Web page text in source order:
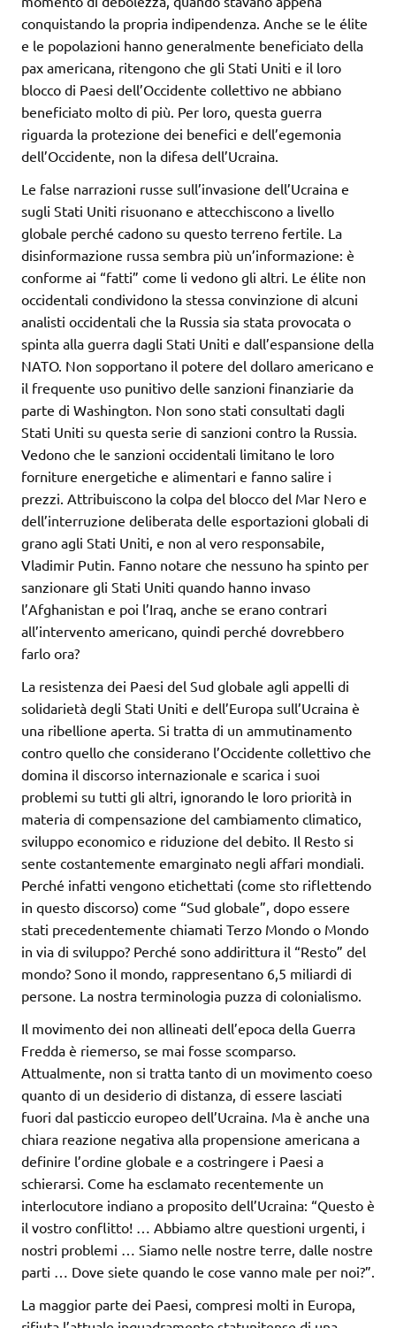
conquistando la propria indipendenza. Anche se le élite
e le popolazioni hanno generalmente beneficiato della
pax americana, ritengono che gli Stati Uniti e il loro
blocco di Paesi dell’Occidente collettivo ne abbiano
beneficiato molto di più. Per loro, questa guerra
riguarda la protezione dei benefici e dell’egemonia
dell’Occidente, non la difesa dell’Ucraina.
Le false narrazioni russe sull’invasione dell’Ucraina e
sugli Stati Uniti risuonano e attecchiscono a livello
globale perché cadono su questo terreno fertile. La
disinformazione russa sembra più un’informazione: è
conforme ai “fatti” come li vedono gli altri. Le élite non
occidentali condividono la stessa convinzione di alcuni
analisti occidentali che la Russia sia stata provocata o
spinta alla guerra dagli Stati Uniti e dall’espansione della
NATO. Non sopportano il potere del dollaro americano e
il frequente uso punitivo delle sanzioni finanziarie da
parte di Washington. Non sono stati consultati dagli
Stati Uniti su questa serie di sanzioni contro la Russia.
Vedono che le sanzioni occidentali limitano le loro
forniture energetiche e alimentari e fanno salire i
prezzi. Attribuiscono la colpa del blocco del Mar Nero e
dell’interruzione deliberata delle esportazioni globali di
grano agli Stati Uniti, e non al vero responsabile,
Vladimir Putin. Fanno notare che nessuno ha spinto per
sanzionare gli Stati Uniti quando hanno invaso
l’Afghanistan e poi l’Iraq, anche se erano contrari
all’intervento americano, quindi perché dovrebbero
farlo ora?
La resistenza dei Paesi del Sud globale agli appelli di
solidarietà degli Stati Uniti e dell’Europa sull’Ucraina è
una ribellione aperta. Si tratta di un ammutinamento
contro quello che considerano l’Occidente collettivo che
domina il discorso internazionale e scarica i suoi
problemi su tutti gli altri, ignorando le loro priorità in
materia di compensazione del cambiamento climatico,
sviluppo economico e riduzione del debito. Il Resto si
sente costantemente emarginato negli affari mondiali.
Perché infatti vengono etichettati (come sto riflettendo
in questo discorso) come “Sud globale”, dopo essere
stati precedentemente chiamati Terzo Mondo o Mondo
in via di sviluppo? Perché sono addirittura il “Resto” del
mondo? Sono il mondo, rappresentano 6,5 miliardi di
persone. La nostra terminologia puzza di colonialismo.
Il movimento dei non allineati dell’epoca della Guerra
Fredda è riemerso, se mai fosse scomparso.
Attualmente, non si tratta tanto di un movimento coeso
quanto di un desiderio di distanza, di essere lasciati
fuori dal pasticcio europeo dell’Ucraina. Ma è anche una
chiara reazione negativa alla propensione americana a
definire l’ordine globale e a costringere i Paesi a
schierarsi. Come ha esclamato recentemente un
interlocutore indiano a proposito dell’Ucraina: “Questo è
il vostro conflitto! … Abbiamo altre questioni urgenti, i
nostri problemi … Siamo nelle nostre terre, dalle nostre
parti … Dove siete quando le cose vanno male per noi?”.
La maggior parte dei Paesi, compresi molti in Europa,